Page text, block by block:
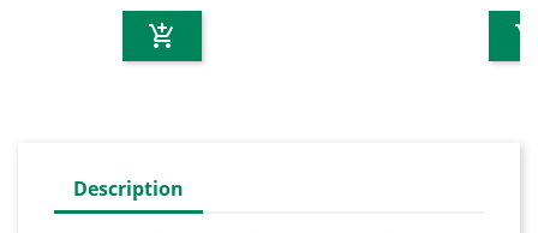
add_shopping_cart
Description